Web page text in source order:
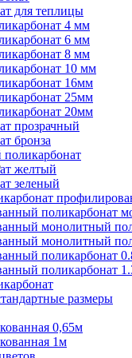
для теплицы
4 мм
6 мм
8 мм
10 мм
16мм
25мм
20мм
прозрачный
бронза
поликарбонат
желтый
зеленый
поликарбонат
монолитный
монолитный
поликарбонат
поликарбонат
размеры
0,65м
1м